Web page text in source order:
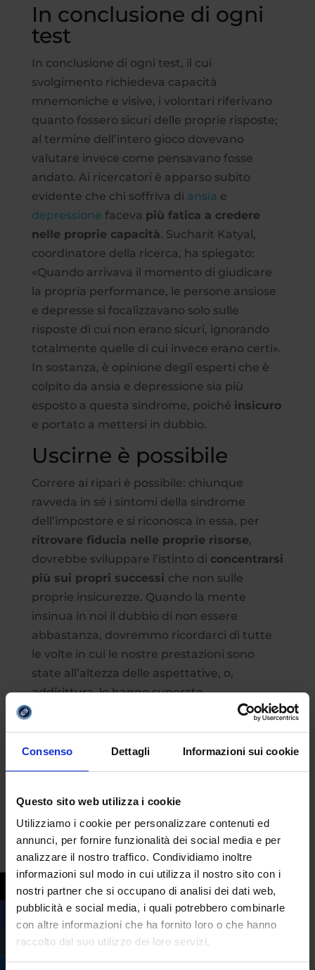
Consenso Dettagli Informazioni sui cookie
Questo sito web utilizza i cookie
Utilizziamo i cookie per personalizzare contenuti ed
annunci, per fornire funzionalità dei social media e per
analizzare il nostro traffico. Condividiamo inoltre
informazioni sul modo in cui utilizza il nostro sito con i
nostri partner che si occupano di analisi dei dati web,
pubblicità e social media, i quali potrebbero combinarle
con altre informazioni che ha fornito loro o che hanno
raccolto dal suo utilizzo dei loro servizi.
In conclusione di ogni
test
In conclusione di ogni test, il cui
svolgimento richiedeva capacità
mnemoniche e visive, i volontari riferivano
quanto fossero sicuri delle proprie risposte;
al termine dell’intero gioco dovevano
valutare invece come pensavano fosse
andato. Ai ricercatori è apparso subito
evidente che chi soffriva di ansia e
depressione faceva più fatica a credere
nelle proprie capacità. Sucharit Katyal,
coordinatore della ricerca, ha spiegato:
«Quando arrivava il momento di giudicare
la propria performance, le persone ansiose
e depresse si focalizzavano solo sulle
risposte di cui non erano sicuri, ignorando
totalmente quelle di cui invece erano certi».
In sostanza, è opinione degli esperti che è
colpito da ansia e depressione sia più
esposto a questa sindrome, poiché insicuro
e portato a mettersi in dubbio.
Uscirne è possibile
Correre ai ripari è possibile: chiunque
ravveda in sé i sintomi della sindrome
dell’impostore e si riconosca in essa, per
ritrovare fiducia nelle proprie risorse,
dovrebbe sviluppare l’istinto di concentrarsi
più sui propri successi che non sulle
proprie insicurezze. Quando la mente
insinua in noi il dubbio di non essere
abbastanza, dovremmo ricordarci di tutte
le volte in cui le nostre prestazioni sono
state all’altezza delle aspettative, o,
addirittura, le hanno superate.